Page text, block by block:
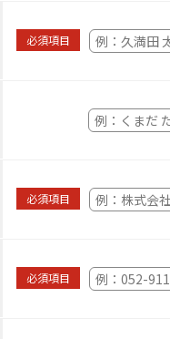
必須項目
必須項目
必須項目